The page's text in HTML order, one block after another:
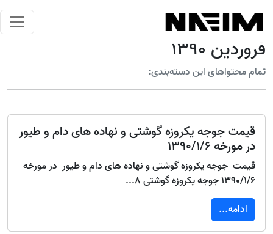
فروردین 1390
تمام محتواهای این دسته‌بندی:
قیمت جوجه یکروزه گوشتی و نهاده های دام و طیور
در مورخه 1390/1/6
قیمت جوجه یکروزه گوشتی و نهاده های دام و طیور در مورخه
1390/1/6 جوجه یکروزه گوشتی 8...
ادامه...